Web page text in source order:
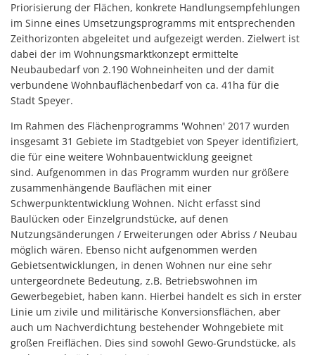
Priorisierung der Flächen, konkrete Handlungsempfehlungen
im Sinne eines Umsetzungsprogramms mit entsprechenden
Zeithorizonten abgeleitet und aufgezeigt werden. Zielwert ist
dabei der im Wohnungsmarktkonzept ermittelte
Neubaubedarf von 2.190 Wohneinheiten und der damit
verbundene Wohnbauflächenbedarf von ca. 41ha für die
Stadt Speyer.
Im Rahmen des Flächenprogramms 'Wohnen' 2017 wurden
insgesamt 31 Gebiete im Stadtgebiet von Speyer identifiziert,
die für eine weitere Wohnbauentwicklung geeignet
sind. Aufgenommen in das Programm wurden nur größere
zusammenhängende Bauflächen mit einer
Schwerpunktentwicklung Wohnen. Nicht erfasst sind
Baulücken oder Einzelgrundstücke, auf denen
Nutzungsänderungen / Erweiterungen oder Abriss / Neubau
möglich wären. Ebenso nicht aufgenommen werden
Gebietsentwicklungen, in denen Wohnen nur eine sehr
untergeordnete Bedeutung, z.B. Betriebswohnen im
Gewerbegebiet, haben kann. Hierbei handelt es sich in erster
Linie um zivile und militärische Konversionsflächen, aber
auch um Nachverdichtung bestehender Wohngebiete mit
großen Freiflächen. Dies sind sowohl Gewo-Grundstücke, als